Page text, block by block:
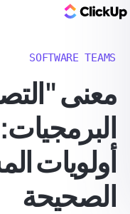
SOFTWARE TEAMS
معنى
أولويات
الصحيحة